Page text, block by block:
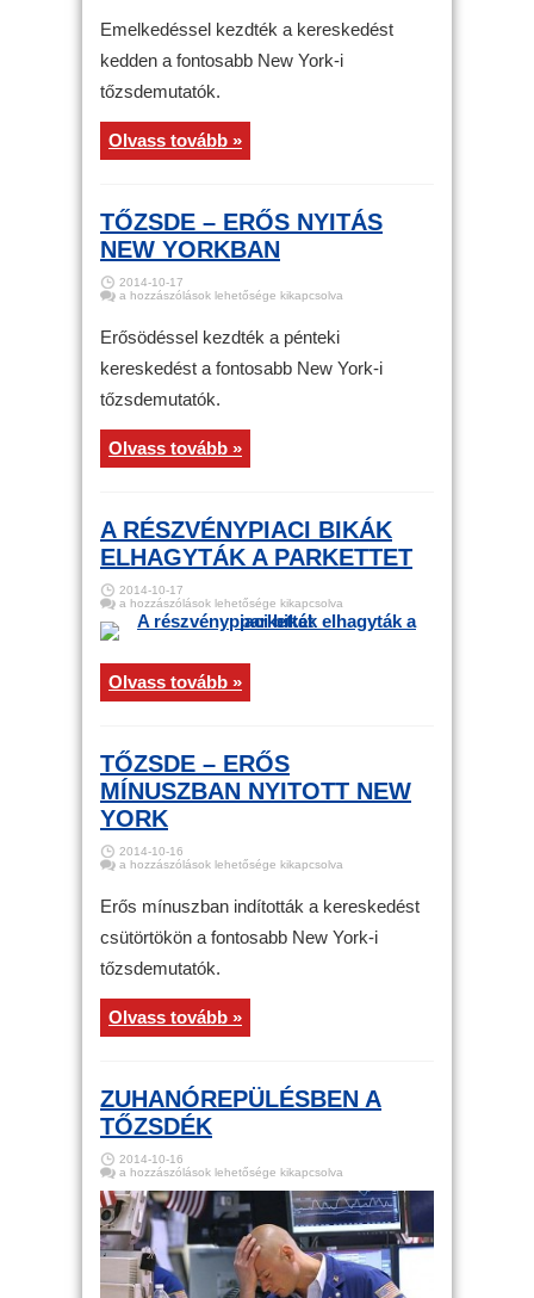
nyitott
New
York
bejegyzéshez
Emelkedéssel kezdték a kereskedést
kedden a fontosabb New York-i
tőzsdemutatók.
Olvass tovább »
TŐZSDE – ERŐS NYITÁS
NEW YORKBAN
2014-10-17
Tőzsde
nyitás
New
Yorkban
bejegyzéshez
a hozzászólások lehetősége kikapcsolva
Erősödéssel kezdték a pénteki
kereskedést a fontosabb New York-i
tőzsdemutatók.
Olvass tovább »
A RÉSZVÉNYPIACI BIKÁK
ELHAGYTÁK A PARKETTET
2014-10-17
A
részvénypiaci
bikák
elhagyták
parkettet
bejegyzéshez
a hozzászólások lehetősége kikapcsolva
Olvass tovább »
TŐZSDE – ERŐS
MÍNUSZBAN NYITOTT NEW
YORK
2014-10-16
Tőzsde
mínuszban
nyitott
New
York
a hozzászólások lehetősége kikapcsolva
Erős mínuszban indították a kereskedést
csütörtökön a fontosabb New York-i
tőzsdemutatók.
Olvass tovább »
ZUHANÓREPÜLÉSBEN A
TŐZSDÉK
2014-10-16
Zuhanórepülésben
tőzsdék
bejegyzéshez
a hozzászólások lehetősége kikapcsolva